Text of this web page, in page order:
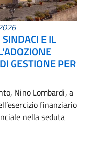
E IL
GESTIONE PER
Nino Lombardi, a
finanziario
nella seduta